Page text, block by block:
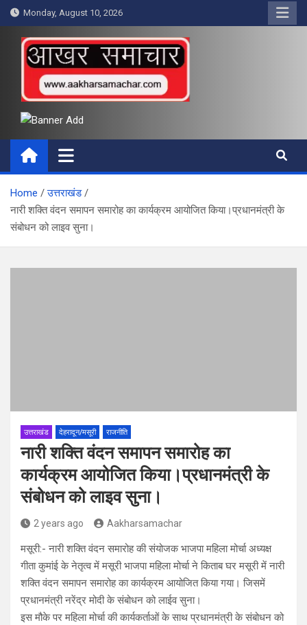
Skip
to
content
Monday, August 10, 2026
आखर समाचार
Home
उत्तराखंड
नारी शक्ति वंदन समापन समारोह का कार्यक्रम आयोजित किया।प्रधानमंत्री के
संबोधन को लाइव सुना।
उत्तराखंड देहरादून/मसूरी राजनीति
नारी शक्ति वंदन समापन समारोह का
कार्यक्रम आयोजित किया।प्रधानमंत्री के
संबोधन को लाइव सुना।
2 years ago Aakharsamachar
मसूरी:- नारी शक्ति वंदन समारोह की संयोजक भाजपा महिला मोर्चा अध्यक्ष
गीता कुमांई के नेतृत्व में मसूरी भाजपा महिला मोर्चा ने किताब घर मसूरी में नारी
शक्ति वंदन समापन समारोह का कार्यक्रम आयोजित किया गया। जिसमें
प्रधानमंत्री नरेंद्र मोदी के संबोधन को लाईव सुना।
इस मौके पर महिला मोर्चा की कार्यकर्ताओं के साथ प्रधानमंत्री के संबोधन को